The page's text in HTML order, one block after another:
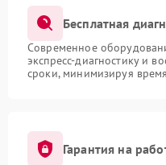
Бесплатная
Современное
экспресс-диагностику и
сроки, минимизируя
Гарантия на